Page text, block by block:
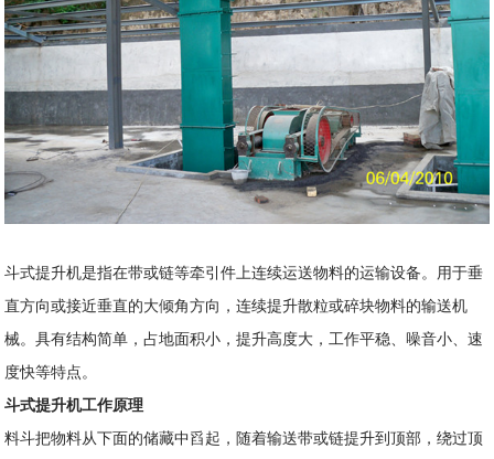
斗式提升机是指在带或链等牵引件上连续运送物料的运输设备。用于垂
直方向或接近垂直的大倾角方向，连续提升散粒或碎块物料的输送机
械。具有结构简单，占地面积小，提升高度大，工作平稳、噪音小、速
度快等特点。
斗式提升机工作原理
料斗把物料从下面的储藏中舀起，随着输送带或链提升到顶部，绕过顶